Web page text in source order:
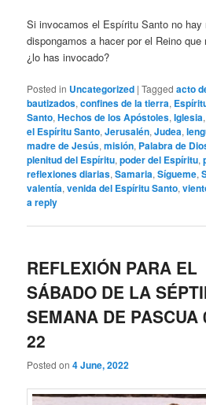
Si invocamos el Espíritu Santo no hay
dispongamos a hacer por el Reino
¿lo has invocado?
Posted in Uncategorized |Tagged acto
bautizados,confines de la tierra,
Santo,Hechos de los Apóstoles,Iglesia
el Espíritu Santo,Jerusalén,Judea,
madre de Jesús,misión, Palabra de
plenitud del Espíritu,poder del Espíritu,
reflexiones diarias,Samaria,Sígueme,
valentía,venida del Espíritu Santo,
a reply
REFLEXIÓN PARA EL
SÁBADO DE LA
SEMANA DE PASCUA
22
Posted on4 June, 2022